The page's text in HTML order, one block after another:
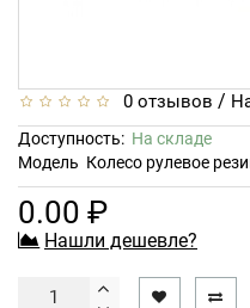
0 отзывов /
Доступность: На складе
Модель Колесо рулевое
0.00 ₽
Нашли дешевле?